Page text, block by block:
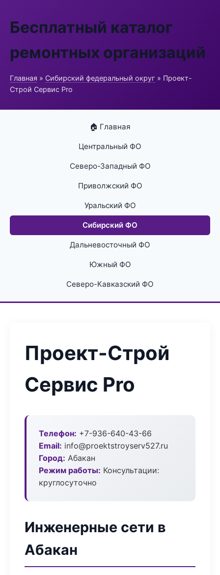
Бесплатный каталог
ремонтных организаций
Главная » Сибирский федеральный округ » Проект-
Строй Сервис Pro
🏠 Главная
Центральный ФО
Северо-Западный ФО
Приволжский ФО
Уральский ФО
Сибирский ФО
Дальневосточный ФО
Южный ФО
Северо-Кавказский ФО
Проект-Строй
Сервис Pro
Телефон: +7-936-640-43-66
Email: info@proektstroyserv527.ru
Город: Абакан
Режим работы: Консультации:
круглосуточно
Инженерные сети в
Абакан